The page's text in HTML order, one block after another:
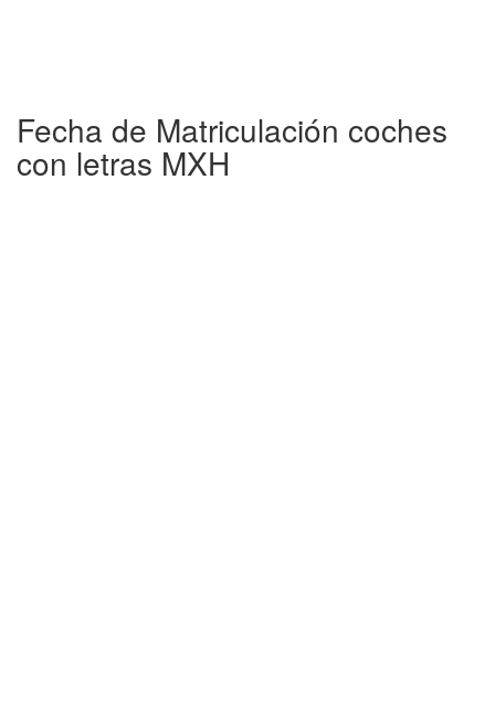
Fecha de Matriculación coches
con letras MXH